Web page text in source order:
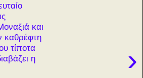
και
καθρέφτη
τίποτα
η
›